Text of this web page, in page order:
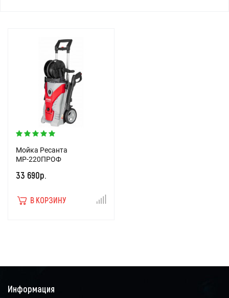
Мойка Ресанта
МР-220ПРОФ
33 690р.
В КОРЗИНУ
Информация